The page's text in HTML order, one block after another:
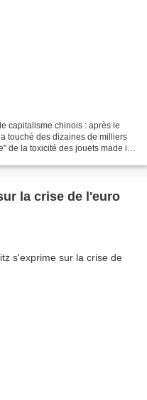
capitalisme chinois : après le
touché des dizaines de milliers
de la toxicité des jouets made in
la crise de l'euro